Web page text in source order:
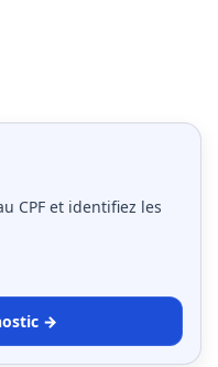
CPF et identifiez les
→